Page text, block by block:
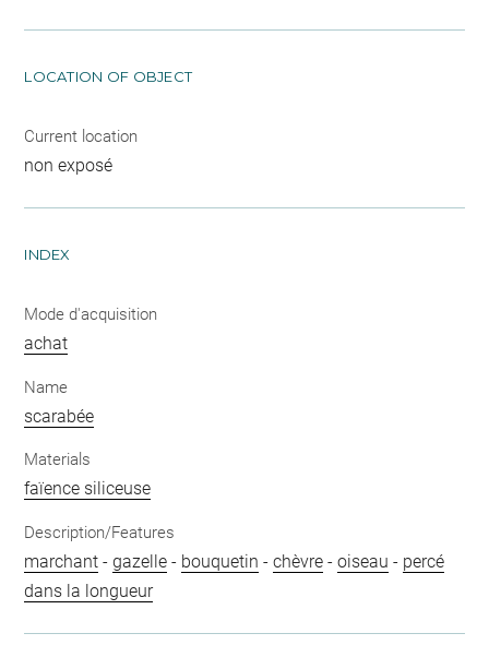
LOCATION OF OBJECT
Current location
non exposé
INDEX
Mode d'acquisition
achat
Name
scarabée
Materials
faïence siliceuse
Description/Features
marchant -gazelle - bouquetin -chèvre -oiseau - percé
dans la longueur